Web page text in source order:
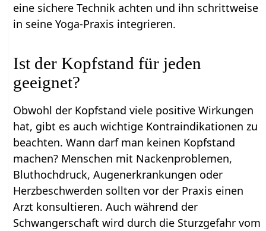
eine sichere Technik achten und ihn schrittweise
in seine Yoga-Praxis integrieren.
Ist der Kopfstand für jeden
geeignet?
Obwohl der Kopfstand viele positive Wirkungen
hat, gibt es auch wichtige Kontraindikationen zu
beachten. Wann darf man keinen Kopfstand
machen? Menschen mit Nackenproblemen,
Bluthochdruck, Augenerkrankungen oder
Herzbeschwerden sollten vor der Praxis einen
Arzt konsultieren. Auch während der
Schwangerschaft wird durch die Sturzgefahr vom